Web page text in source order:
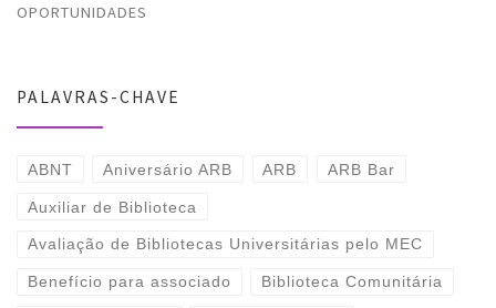
OPORTUNIDADES
PALAVRAS-CHAVE
ABNT Aniversário ARB ARB ARB Bar
Auxiliar de Biblioteca
Avaliação de Bibliotecas Universitárias pelo MEC
Benefício para associado Biblioteca Comunitária